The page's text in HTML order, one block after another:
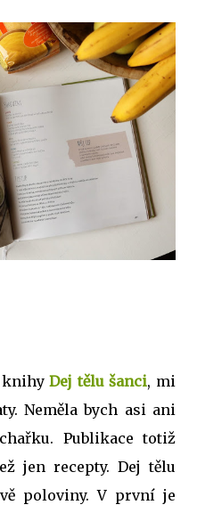
knihyDej tělu šanci, mi
Neměla bych asi ani
Publikace totiž
jen recepty. Dej tělu
poloviny. V první je